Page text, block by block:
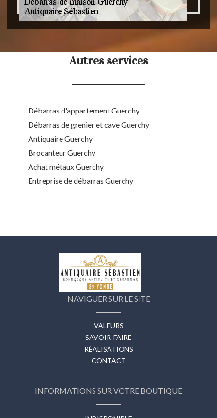
Autres services
Débarras d'appartement Guerchy
Débarras de grenier et cave Guerchy
Antiquaire Guerchy
Brocanteur Guerchy
Achat métaux Guerchy
Entreprise de débarras Guerchy
NAVIGUER SUR LE SITE
VALEURS
SAVOIR-FAIRE
RÉALISATIONS
CONTACT
INFORMATIONS SUR VOTRE BOUTIQUE